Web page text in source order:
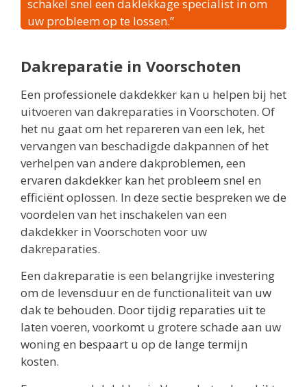
schakel snel een daklekkage specialist in om
uw probleem op te lossen.”
Dakreparatie in Voorschoten
Een professionele dakdekker kan u helpen bij het
uitvoeren van dakreparaties in Voorschoten. Of
het nu gaat om het repareren van een lek, het
vervangen van beschadigde dakpannen of het
verhelpen van andere dakproblemen, een
ervaren dakdekker kan het probleem snel en
efficiënt oplossen. In deze sectie bespreken we de
voordelen van het inschakelen van een
dakdekker in Voorschoten voor uw
dakreparaties.
Een dakreparatie is een belangrijke investering
om de levensduur en de functionaliteit van uw
dak te behouden. Door tijdig reparaties uit te
laten voeren, voorkomt u grotere schade aan uw
woning en bespaart u op de lange termijn
kosten.